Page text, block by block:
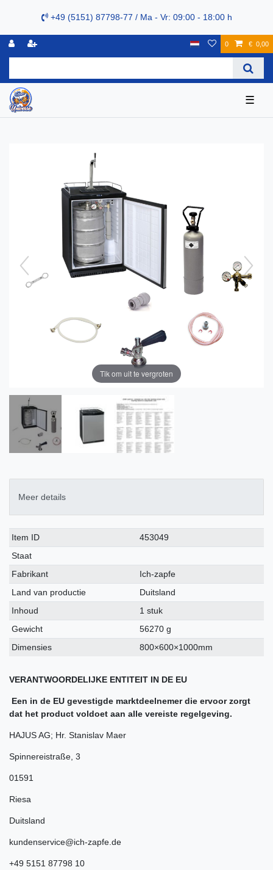
+49 (5151) 87798-77 / Ma - Vr: 09:00 - 18:00 h
0 € 0,00
☰
Tik om uit te vergroten
Meer details
Technisch
kenmerk
Waarde
Item ID
453049
Staat
Fabrikant
Ich-zapfe
Land van productie
Duitsland
Inhoud
1 stuk
Gewicht
56270 g
Dimensies
800×600×1000mm
VERANTWOORDELIJKE ENTITEIT IN DE EU
Een in de EU gevestigde marktdeelnemer die ervoor zorgt
dat het product voldoet aan alle vereiste regelgeving.
HAJUS AG; Hr. Stanislav Maer
Spinnereistraße 3
01591
Riesa
Duitsland
kundenservice@ich-zapfe.de
+49 5151 87798 10